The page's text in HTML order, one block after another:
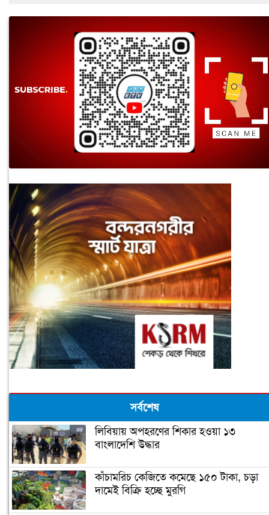
সর্বশেষ
লিবিয়ায় অপহরণের শিকার হওয়া ১৩
বাংলাদেশি উদ্ধার
কাঁচামরিচ কেজিতে কমেছে ১৫০ টাকা, চড়া
দামেই বিক্রি হচ্ছে মুরগি